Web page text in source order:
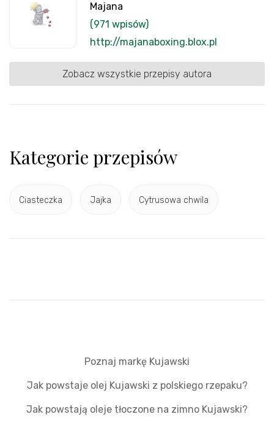
Majana
(971 wpisów)
http://majanaboxing.blox.pl
Zobacz wszystkie przepisy autora
Kategorie przepisów
Ciasteczka Jajka Cytrusowa chwila
Poznaj markę Kujawski
Jak powstaje olej Kujawski z polskiego rzepaku?
Jak powstają oleje tłoczone na zimno Kujawski?